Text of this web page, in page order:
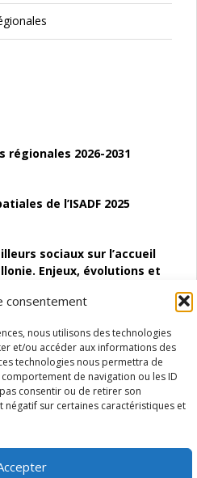
consentement
nous utilisons des technologies
et/ou accéder aux informations des
technologies nous permettra de
de navigation ou les ID
consentir ou de retirer son
sur certaines caractéristiques et
régionales 2026-2031
de l’ISADF 2025
sociaux sur l’accueil
Enjeux, évolutions et
d’emploi (SAACE)
:quels indicateurs
la situation en